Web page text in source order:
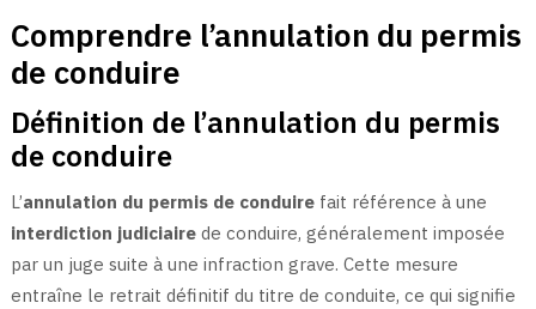
Comprendre l’annulation du permis
de conduire
Définition de l’annulation du permis
de conduire
L’annulation du permis de conduirefait référence à une
interdiction judiciairede conduire, généralement imposée
par un juge suite à une infraction grave. Cette mesure
entraîne le retrait définitif du titre de conduite, ce qui signifie